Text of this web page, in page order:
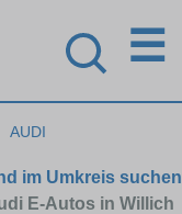
☰
AUDI
im Umkreis suchen
E-Autos in Willich